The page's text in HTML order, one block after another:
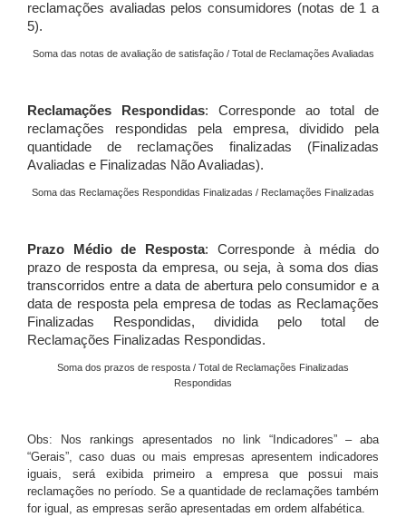
reclamações avaliadas pelos consumidores (notas de 1 a
5).
Soma das notas de avaliação de satisfação / Total de Reclamações Avaliadas
Reclamações Respondidas: Corresponde ao total de
reclamações respondidas pela empresa, dividido pela
quantidade de reclamações finalizadas (Finalizadas
Avaliadas e Finalizadas Não Avaliadas).
Soma das Reclamações Respondidas Finalizadas / Reclamações Finalizadas
Prazo Médio de Resposta: Corresponde à média do
prazo de resposta da empresa, ou seja, à soma dos dias
transcorridos entre a data de abertura pelo consumidor e a
data de resposta pela empresa de todas as Reclamações
Finalizadas Respondidas, dividida pelo total de
Reclamações Finalizadas Respondidas.
Soma dos prazos de resposta / Total de Reclamações Finalizadas
Respondidas
Obs: Nos rankings apresentados no link “Indicadores” – aba
“Gerais”, caso duas ou mais empresas apresentem indicadores
iguais, será exibida primeiro a empresa que possui mais
reclamações no período. Se a quantidade de reclamações também
for igual, as empresas serão apresentadas em ordem alfabética.